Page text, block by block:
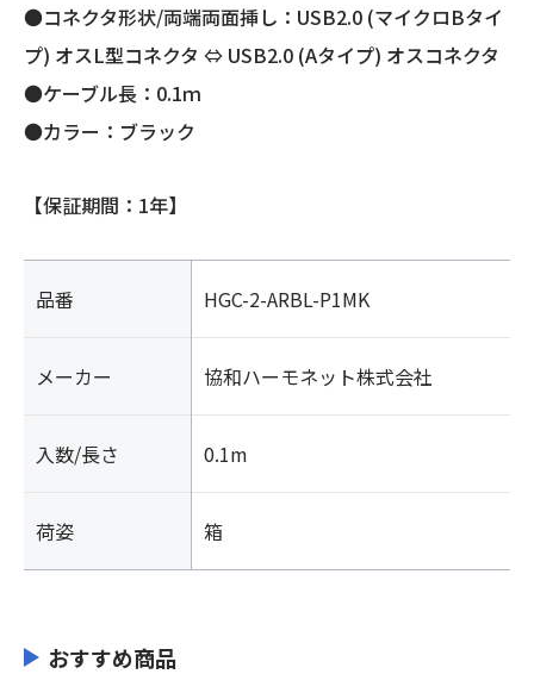
●コネクタ形状/両端両面挿し：USB2.0 (マイクロBタイ
プ) オスL型コネクタ ⇔ USB2.0 (Aタイプ) オスコネクタ
●ケーブル長：0.1ｍ
●カラー：ブラック
【保証期間：1年】
品番 HGC-2-ARBL-P1MK
メーカー 協和ハーモネット株式会社
入数/長さ 0.1m
荷姿 箱
おすすめ商品